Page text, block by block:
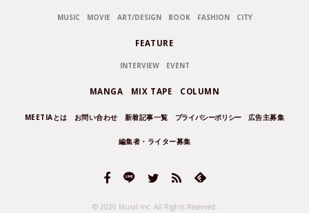
MUSIC MOVIE ART/DESIGN BOOK FASHION CITY
FEATURE
INTERVIEW EVENT
MANGA MIX TAPE COLUMN
MEETIAとは お問い合わせ 新着記事一覧 プライバシーポリシー 広告主募集
編集者・ライター募集
© 2026 Mural Inc. All Rights Reserved.